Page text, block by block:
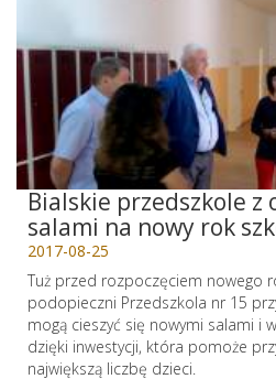
Bialskie przedszkole z
salami na nowy rok
2017-08-25
Tuż przed rozpoczęciem nowego
podopieczni Przedszkola nr 15
mogą cieszyć się nowymi salami i
dzięki inwestycji, która pomoże
największą liczbę dzieci.